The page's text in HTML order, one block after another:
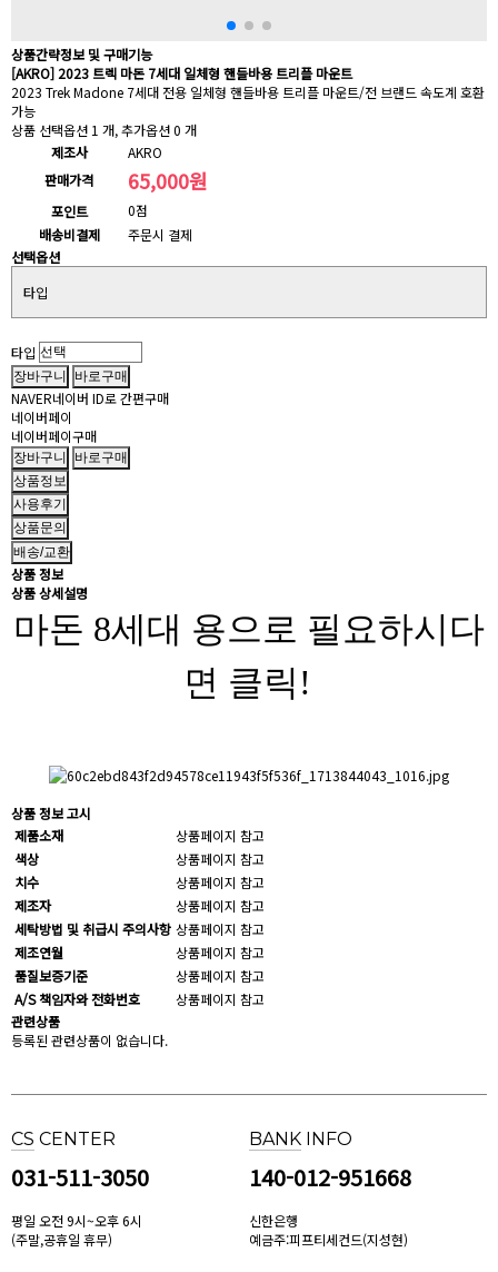
상품간략정보 및 구매기능
[AKRO] 2023 트렉 마돈 7세대 일체형 핸들바용 트리플 마운트
2023 Trek Madone 7세대 전용 일체형 핸들바용 트리플 마운트/전 브랜드 속도계 호환
가능
상품 선택옵션 1 개, 추가옵션 0 개
제조사
AKRO
판매가격
65,000원
포인트
0점
배송비결제
주문시 결제
선택옵션
타입
타입
NAVER네이버 ID로 간편구매
네이버페이
네이버페이구매
장바구니
상품정보
사용후기
상품문의
배송/교환
상품 정보
상품 상세설명
마돈 8세대 용으로 필요하시다
면 클릭!
상품 정보 고시
제품소재
상품페이지 참고
색상
상품페이지 참고
치수
상품페이지 참고
제조자
상품페이지 참고
세탁방법 및 취급시 주의사항 상품페이지 참고
제조연월
상품페이지 참고
품질보증기준
상품페이지 참고
A/S 책임자와 전화번호
상품페이지 참고
관련상품
등록된 관련상품이 없습니다.
CS CENTER
031-511-3050
평일 오전 9시~오후 6시
(주말,공휴일 휴무)
BANK INFO
140-012-951668
신한은행
예금주:피프티세컨드(지성현)